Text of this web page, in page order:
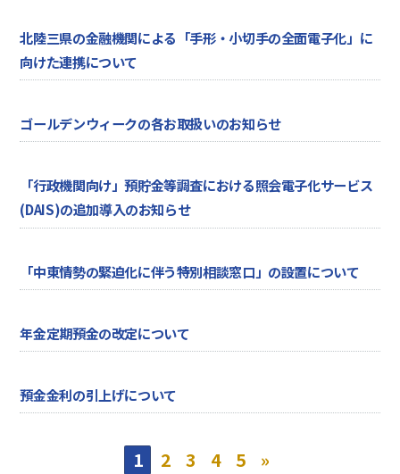
北陸三県の金融機関による「手形・小切手の全面電子化」に
向けた連携について
ゴールデンウィークの各お取扱いのお知らせ
「行政機関向け」預貯金等調査における照会電子化サービス
(DAIS)の追加導入のお知らせ
「中東情勢の緊迫化に伴う特別相談窓口」の設置について
年金定期預金の改定について
預金金利の引上げについて
1 2 3 4 5 »